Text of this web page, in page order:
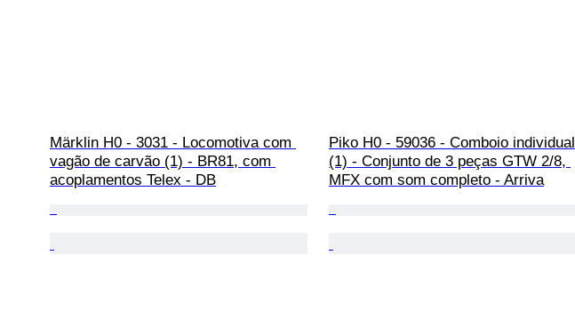
Märklin H0 - 3031 - Locomotiva com
vagão de carvão (1) - BR81, com
acoplamentos Telex - DB
Piko H0 - 59036 - Comboio individual
(1) - Conjunto de 3 peças GTW 2/8,
MFX com som completo - Arriva